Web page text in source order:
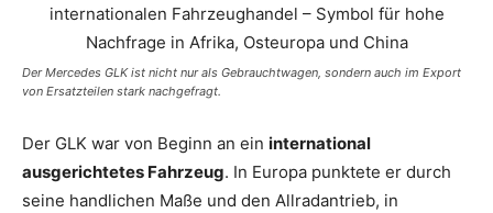
Der Mercedes GLK ist nicht nur als Gebrauchtwagen, sondern auch im Export
von Ersatzteilen stark nachgefragt.
Der GLK war von Beginn an ein international
ausgerichtetes Fahrzeug. In Europa punktete er durch
seine handlichen Maße und den Allradantrieb, in